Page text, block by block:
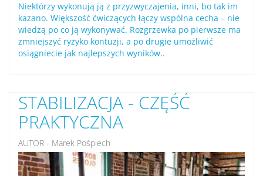
Niektórzy wykonują ją z przyzwyczajenia, inni, bo tak im
kazano. Większość ćwiczących łączy wspólna cecha – nie
wiedzą po co ją wykonywać. Rozgrzewka po pierwsze ma
zmniejszyć ryzyko kontuzji, a po drugie umożliwić
osiągniecie jak najlepszych wyników..
STABILIZACJA - CZĘŚĆ
PRAKTYCZNA
AUTOR - Marek Pośpiech